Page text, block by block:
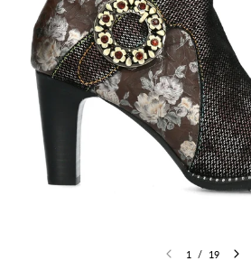
1 / 19